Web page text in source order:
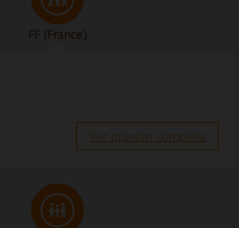
FF (France)
Ver opinion completa